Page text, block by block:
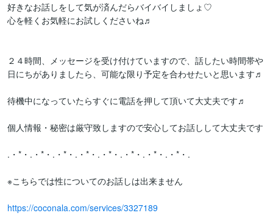
好きなお話しをして気が済んだらバイバイしましょ♡
心を軽くお気軽にお試しくださいね♬
２４時間、メッセージを受け付けていますので、話したい時間帯や
日にちがありましたら、可能な限り予定を合わせたいと思います♬
待機中になっていたらすぐに電話を押して頂いて大丈夫です♬
個人情報・秘密は厳守致しますので安心してお話しして大丈夫です
.・*・.・*・.・*・.・*・.・*・.・*・.・*・.・*・.
※こちらでは性についてのお話しは出来ません
https://coconala.com/services/3327189